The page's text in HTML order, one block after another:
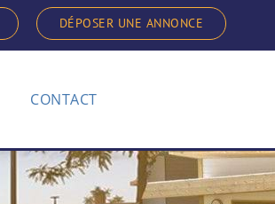
DÉPOSER UNE ANNONCE
CONTACT